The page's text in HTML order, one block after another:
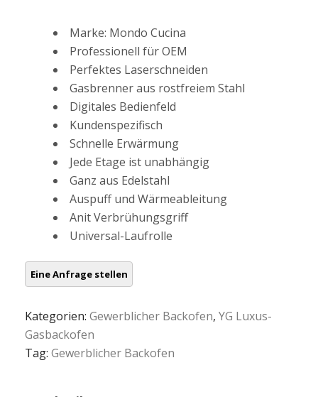
Marke: Mondo Cucina
Professionell für OEM
Perfektes Laserschneiden
Gasbrenner aus rostfreiem Stahl
Digitales Bedienfeld
Kundenspezifisch
Schnelle Erwärmung
Jede Etage ist unabhängig
Ganz aus Edelstahl
Auspuff und Wärmeableitung
Anit Verbrühungsgriff
Universal-Laufrolle
Kategorien: Gewerblicher Backofen, YG Luxus-
Gasbackofen
Tag: Gewerblicher Backofen